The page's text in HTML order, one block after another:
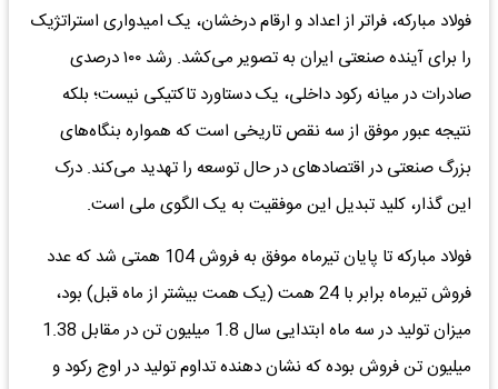
فولاد مبارکه، فراتر از اعداد و ارقام درخشان، یک امیدواری استراتژیک
را برای آینده صنعتی ایران به تصویر می‌کشد. رشد ۱۰۰ درصدی
صادرات در میانه رکود داخلی، یک دستاورد تاکتیکی نیست؛ بلکه
نتیجه عبور موفق از سه نقص تاریخی است که همواره بنگاه‌های
بزرگ صنعتی در اقتصادهای در حال توسعه را تهدید می‌کند. درک
این گذار، کلید تبدیل این موفقیت به یک الگوی ملی است.
فولاد مبارکه تا پایان تیرماه موفق به فروش 104 همتی شد که عدد
فروش تیرماه برابر با 24 همت (یک همت بیشتر از ماه قبل) بود،
میزان تولید در سه ماه ابتدایی سال 1.8 میلیون تن در مقابل 1.38
میلیون تن فروش بوده که نشان دهنده تداوم تولید در اوج رکود و